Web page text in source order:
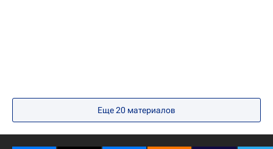
Еще 20 материалов